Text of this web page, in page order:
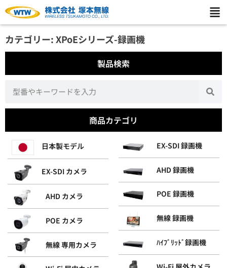
カテゴリー: XPoEシリーズ-録画機
製品検索
商品カテゴリ
日本製モデル
EX-SDI カメラ
AHD カメラ
POE カメラ
無線 専用カメラ
EX-SDI 録画機
AHD 録画機
POE 録画機
無線 録画機
ﾊｲﾌﾞﾘｯﾄﾞ録画機